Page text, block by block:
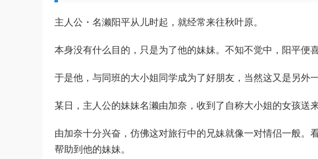
主人公・名濑阳平从儿时起，就经常来往秋叶原。
本身没有什么目的，只是为了他的妹妹。不知不觉中，阳平便
于是他，与同班的大小姐同学成为了好朋友，当然这又是另外一
某日，主人公的妹妹名濑由加奈，收到了自称大小姐的女孩送
由加奈十分兴奋，仿佛这对旅行中的兄妹就像一对情侣一般。
帮助到他的妹妹。